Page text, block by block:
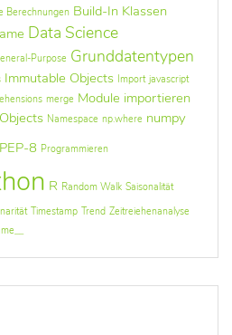
Berechnungen Build-In Klassen
Data Science
Purpose Grunddatentypen
Immutable Objects Import javascript
merge Module importieren
Namespace np.where numpy
PEP-8 Programmieren
R Random Walk Saisonalität
Timestamp Trend Zeitreiehenanalyse